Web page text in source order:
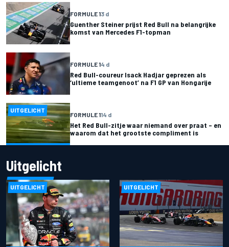
FORMULE 13 d
Guenther Steiner prijst Red Bull na belangrijke
komst van Mercedes F1-topman
FORMULE 14 d
Red Bull-coureur Isack Hadjar geprezen als
‘ultieme teamgenoot’ na F1 GP van Hongarije
UITGELICHT
FORMULE 114 d
Het Red Bull-zitje waar niemand over praat – en
waarom dat het grootste compliment is
Uitgelicht
UITGELICHT UITGELICHT